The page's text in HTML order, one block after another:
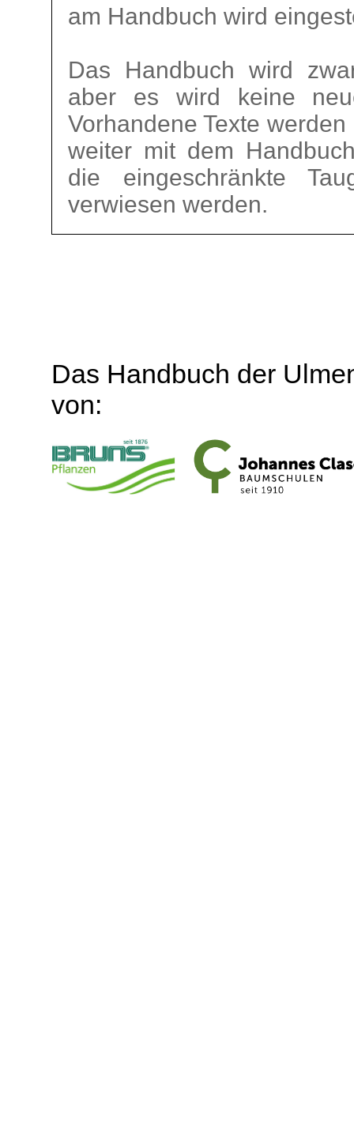
am Handbuch wird
Das Handbuch wird
aber es wird keine
Vorhandene Texte
weiter mit dem
die eingeschränkte
verwiesen werden.
Das Handbuch der
von: